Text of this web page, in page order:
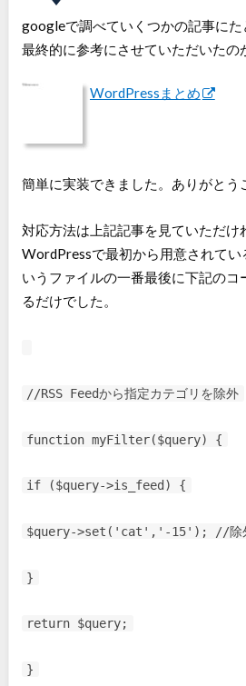
googleで調べていくつかの記事にた
最終的に参考にさせていただいたの
WordPressまとめ
簡単に実装できました。ありがとう
対応方法は上記記事を見ていただけ
WordPressで最初から用意されてい
いうファイルの一番最後に下記のコ
るだけでした。
//RSS Feedから指定カテゴリを除外
function myFilter($query) {
if ($query->is_feed) {
$query->set('cat','-15'); //除外
}
return $query;
}